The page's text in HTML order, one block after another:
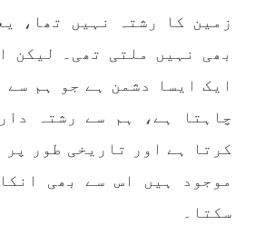
جون 7, 2023
بلوچستان میں خواتین کو
جبری گمشدگیوں کا بھی سامنا
مقابلہ آرگنائزر بانک شلی
زمین کا رشتہ نہیں تھا،
بھی نہیں ملتی تھی۔ لیکن
ایک ایسا دشمن ہے جو ہم سے
چاہتا ہے، ہم سے رشتہ
کرتا ہے اور تاریخی طور پر
موجود ہیں اس سے بھی
سکتا۔